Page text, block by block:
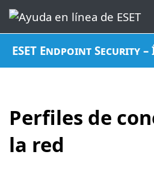
ESET Endpoint Security –
Perfiles de
la red